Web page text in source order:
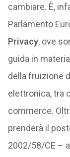
cambiare. È,
Parlamento
Privacy, ove
guida in
della fruizione
elettronica, tra
commerce.
prenderà il
2002/58/CE –